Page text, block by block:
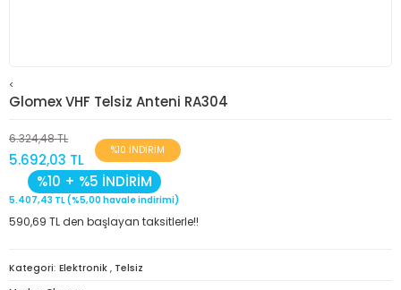
<
Glomex VHF Telsiz Anteni RA304
6.324,48 TL
5.692,03 TL
%10 İNDİRİM
%10 + %5 İNDİRİM
5.407,43 TL (%5,00 havale indirimi)
590,69 TL den başlayan taksitlerle!!
Kategori Elektronik , Telsiz